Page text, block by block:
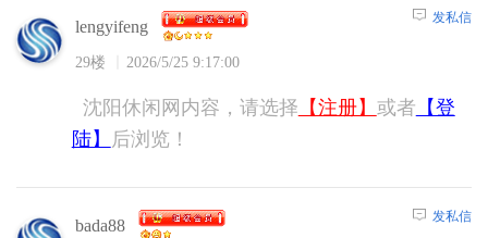
lengyifeng
29楼 2026/5/25 9:17:00
发私信
沈阳休闲网内容，请选择 【注册】 或者 【登
陆】
后浏览！
bada88 发私信